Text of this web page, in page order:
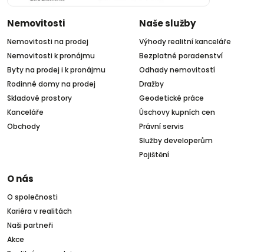
Nemovitosti
Nemovitosti na prodej
Nemovitosti k pronájmu
Byty na prodej i k pronájmu
Rodinné domy na prodej
Skladové prostory
Kanceláře
Obchody
Naše služby
Výhody realitní kanceláře
Bezplatné poradenství
Odhady nemovitostí
Dražby
Geodetické práce
Úschovy kupních cen
Právní servis
Služby developerům
Pojištění
O nás
O společnosti
Kariéra v realitách
Naši partneři
Akce